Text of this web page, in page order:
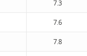
7.3
7.6
7.8